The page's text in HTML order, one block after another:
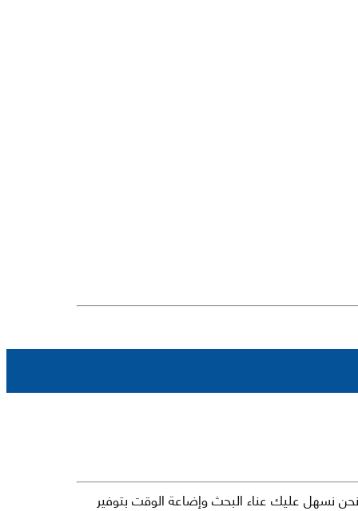
نسهل عليك عناء البحث وإضاعة الوقت بتوفير